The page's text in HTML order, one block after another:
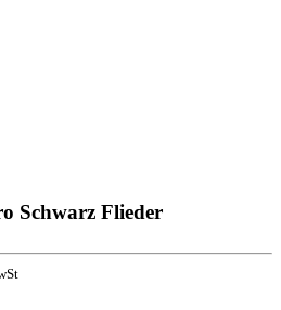
Schwarz Flieder